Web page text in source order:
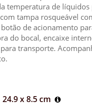
temperatura de
tampa rosqueável
de acionamento
do bocal, encaixe
transporte.
24.9 x 8.5 cm